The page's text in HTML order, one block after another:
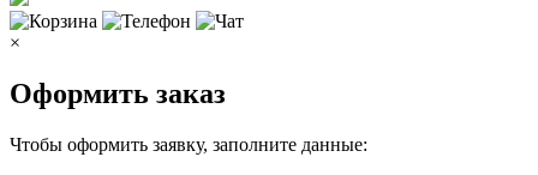
×
Оформить заказ
Чтобы оформить заявку, заполните данные: